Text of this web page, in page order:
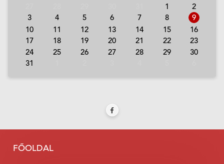
1
2
3
4 5 6 7 8
9
10
11 12 13 14 15
16
17
18 19 20 21 22
23
24
25 26 27 28 29
30
31
FŐOLDAL